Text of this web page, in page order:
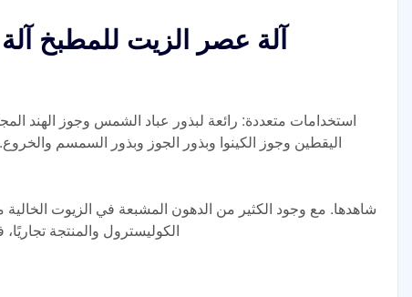
آلة عصر الزيت للمطبخ
استخدامات متعددة: رائعة لبذور عباد الشمس وجوز الهند
الكوليسترول والمنتجة